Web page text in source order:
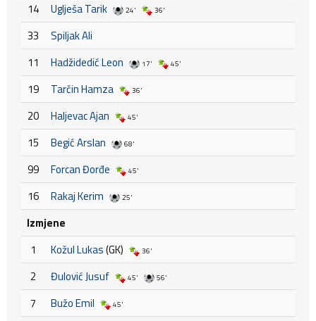
14 Uglješa Tarik 24' 36'
33
Spiljak Ali
11
Hadžidedić Leon 17' 45'
19 Tarčin Hamza 36'
20 Haljevac Ajan 45'
15 Begić Arslan 68'
99 Forcan Đorđe 45'
16 Rakaj Kerim 25'
Izmjene
1
Kožul Lukas(GK) 36'
2 Đulović Jusuf 45' 56'
7 Bužo Emil 45'